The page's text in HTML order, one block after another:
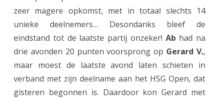
m
i
o
e
zeer magere opkomst, met in totaal slechts 14
unieke deelnemers… Desondanks bleef de
eindstand tot de laatste partij onzeker! Ab had na
drie avonden 20 punten voorsprong op Gerard V.,
maar moest de laatste avond laten schieten in
verband met zijn deelname aan het HSG Open, dat
gisteren begonnen is. Daardoor kon Gerard met